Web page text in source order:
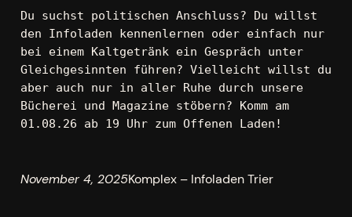
Du suchst politischen Anschluss? Du willst
den Infoladen kennenlernen oder einfach nur
bei einem Kaltgetränk ein Gespräch unter
Gleichgesinnten führen? Vielleicht willst du
aber auch nur in aller Ruhe durch unsere
Bücherei und Magazine stöbern? Komm am
01.08.26 ab 19 Uhr zum Offenen Laden!
November 4, 2025Komplex – Infoladen Trier